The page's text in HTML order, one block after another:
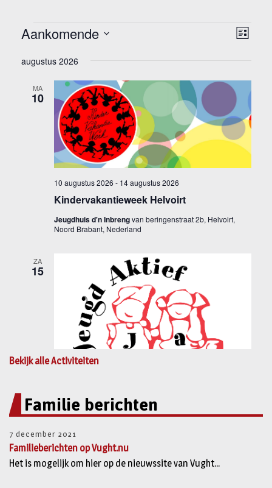
Bekijk alle Activiteiten
Familie berichten
7 december 2021
Familieberichten op Vught.nu
Het is mogelijk om hier op de nieuwssite van Vught...